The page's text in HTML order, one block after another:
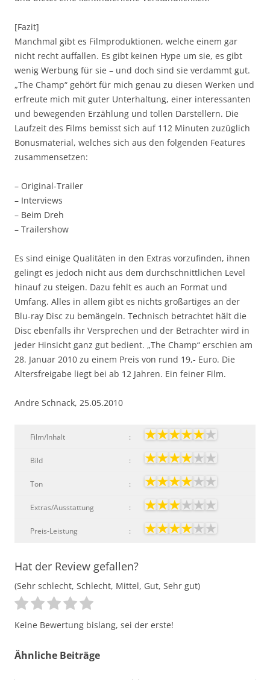
[Fazit]
Manchmal gibt es Filmproduktionen, welche einem gar
nicht recht auffallen. Es gibt keinen Hype um sie, es gibt
wenig Werbung für sie – und doch sind sie verdammt gut.
„The Champ“ gehört für mich genau zu diesen Werken und
erfreute mich mit guter Unterhaltung, einer interessanten
und bewegenden Erzählung und tollen Darstellern. Die
Laufzeit des Films bemisst sich auf 112 Minuten zuzüglich
Bonusmaterial, welches sich aus den folgenden Features
zusammensetzen:
– Original-Trailer
– Interviews
– Beim Dreh
– Trailershow
Es sind einige Qualitäten in den Extras vorzufinden, ihnen
gelingt es jedoch nicht aus dem durchschnittlichen Level
hinauf zu steigen. Dazu fehlt es auch an Format und
Umfang. Alles in allem gibt es nichts großartiges an der
Blu-ray Disc zu bemängeln. Technisch betrachtet hält die
Disc ebenfalls ihr Versprechen und der Betrachter wird in
jeder Hinsicht ganz gut bedient. „The Champ“ erschien am
28. Januar 2010 zu einem Preis von rund 19,- Euro. Die
Altersfreigabe liegt bei ab 12 Jahren. Ein feiner Film.
Andre Schnack, 25.05.2010
Film/Inhalt :
Bild :
Ton :
Extras/Ausstattung :
Preis-Leistung :
Hat der Review gefallen?
(Sehr schlecht, Schlecht, Mittel, Gut, Sehr gut)
Keine Bewertung bislang, sei der erste!
Ähnliche Beiträge